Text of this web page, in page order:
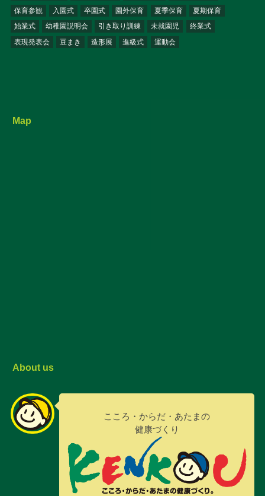
保育参観
入園式 卒園式 園外保育 夏季保育
夏期保育
始業式
幼稚園説明会 引き取り訓練 未就園児
終業式
表現発表会
豆まき 造形展 進級式 運動会
Map
About us
こころ・からだ・あたまの
健康づくり